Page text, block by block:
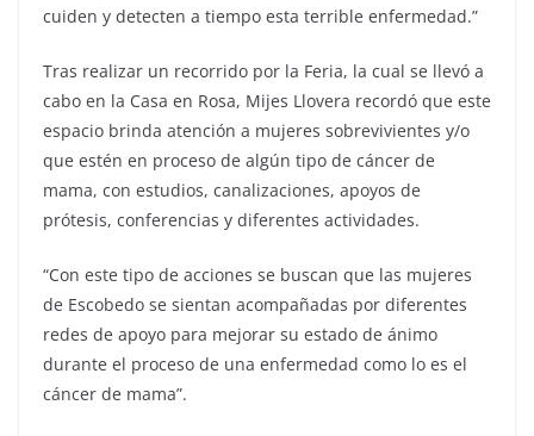
cuiden y detecten a tiempo esta terrible enfermedad.”
Tras realizar un recorrido por la Feria, la cual se llevó a
cabo en la Casa en Rosa, Mijes Llovera recordó que este
espacio brinda atención a mujeres sobrevivientes y/o
que estén en proceso de algún tipo de cáncer de
mama, con estudios, canalizaciones, apoyos de
prótesis, conferencias y diferentes actividades.
“Con este tipo de acciones se buscan que las mujeres
de Escobedo se sientan acompañadas por diferentes
redes de apoyo para mejorar su estado de ánimo
durante el proceso de una enfermedad como lo es el
cáncer de mama”.